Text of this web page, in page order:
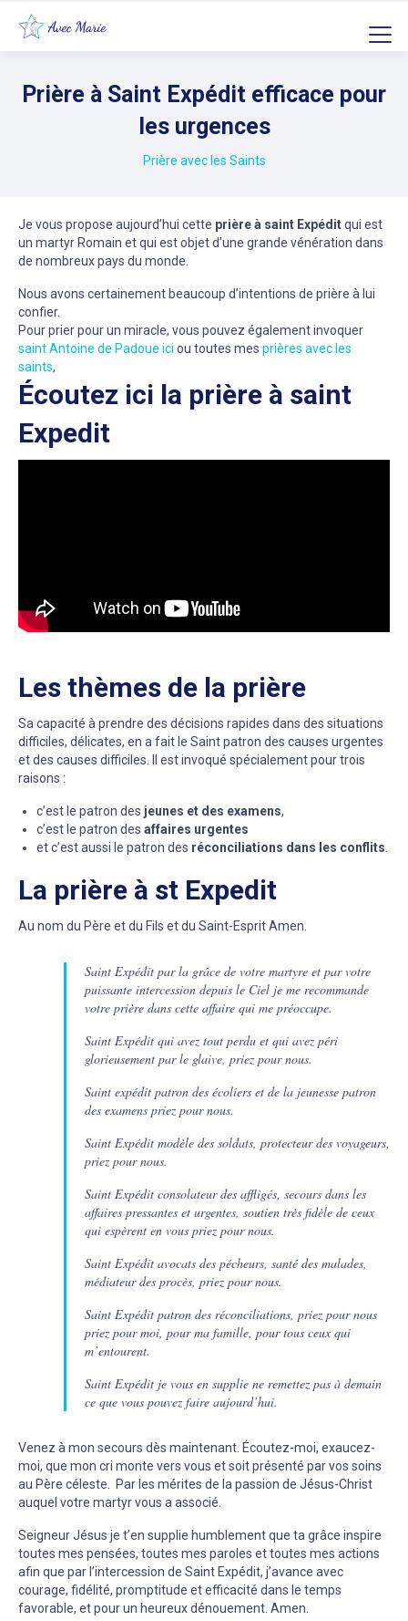
Prière à Saint Expédit efficace pour
les urgences
Prière avec les Saints
Je vous propose aujourd’hui cette prière à saint Expéditqui est
un martyr Romain et qui est objet d’une grande vénération dans
de nombreux pays du monde.
Nous avons certainement beaucoup d’intentions de prière à lui
confier.
Pour prier pour un miracle, vous pouvez également invoquer
saint Antoine de Padoue ici ou toutes mes prières avec les
saints,
Écoutez ici la prière à saint
Expedit
Les thèmes de la prière
Sa capacité à prendre des décisions rapides dans des situations
difficiles, délicates, en a fait le Saint patron des causes urgentes
et des causes difficiles. Il est invoqué spécialement pour trois
raisons :
c’est le patron des jeunes et des examens,
c’est le patron des affaires urgentes
et c’est aussi le patron des réconciliations dans les conflits.
La prière à st Expedit
Au nom du Père et du Fils et du Saint-Esprit Amen.
Saint Expédit par la grâce de votre martyre et par votre
puissante intercession depuis le Ciel je me recommande
votre prière dans cette affaire qui me préoccupe.
Saint Expédit qui avez tout perdu et qui avez péri
glorieusement par le glaive, priez pour nous.
Saint expédit patron des écoliers et de la jeunesse patron
des examens priez pour nous.
Saint Expédit modèle des soldats, protecteur des voyageurs,
priez pour nous.
Saint Expédit consolateur des affligés, secours dans les
affaires pressantes et urgentes, soutien très fidèle de ceux
qui espèrent en vous priez pour nous.
Saint Expédit avocats des pécheurs, santé des malades,
médiateur des procès, priez pour nous.
Saint Expédit patron des réconciliations, priez pour nous
priez pour moi, pour ma famille, pour tous ceux qui
m’entourent.
Saint Expédit je vous en supplie ne remettez pas à demain
ce que vous pouvez faire aujourd’hui.
Venez à mon secours dès maintenant. Écoutez-moi, exaucez-
moi, que mon cri monte vers vous et soit présenté par vos soins
au Père céleste. Par les mérites de la passion de Jésus-Christ
auquel votre martyr vous a associé.
Seigneur Jésus je t’en supplie humblement que ta grâce inspire
toutes mes pensées, toutes mes paroles et toutes mes actions
afin que par l’intercession de Saint Expédit, j’avance avec
courage, fidélité, promptitude et efficacité dans le temps
favorable, et pour un heureux dénouement. Amen.